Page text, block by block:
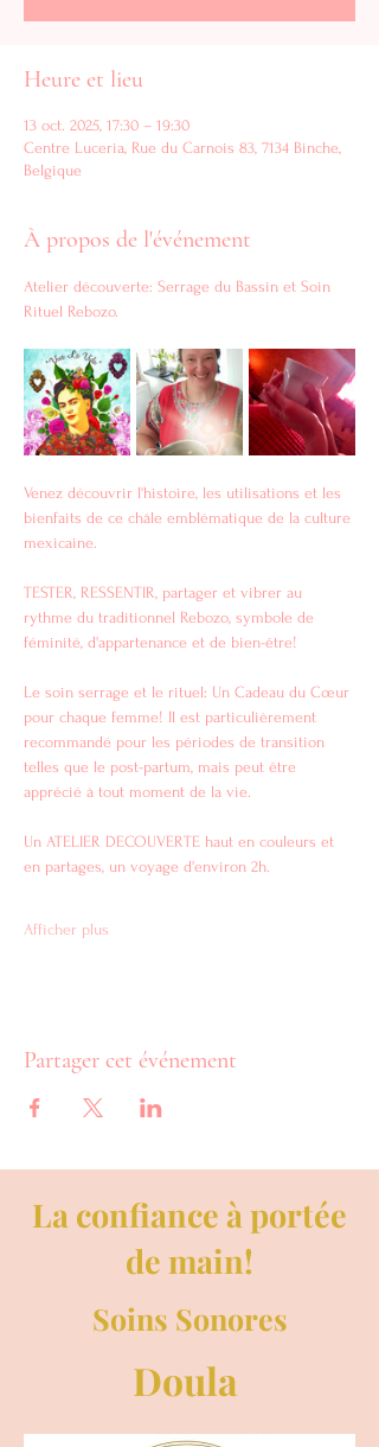
Heure et lieu
13 oct. 2025, 17:30 – 19:30
Centre Luceria, Rue du Carnois 83, 7134 Binche,
Belgique
À propos de l'événement
Atelier découverte: Serrage du Bassin et Soin
Rituel Rebozo.
Venez découvrir l'histoire, les utilisations et les
bienfaits de ce châle emblématique de la culture
mexicaine.
TESTER, RESSENTIR, partager et vibrer au
rythme du traditionnel Rebozo, symbole de
féminité, d'appartenance et de bien-être!
Le soin serrage et le rituel: Un Cadeau du Cœur
pour chaque femme! Il est particulièrement
recommandé pour les périodes de transition
telles que le post-partum, mais peut être
apprécié à tout moment de la vie.
Un ATELIER DECOUVERTE haut en couleurs et
en partages, un voyage d'environ 2h.
Afficher plus
Partager cet événement
La confiance à portée
de main!
Soins Sonores
Doula